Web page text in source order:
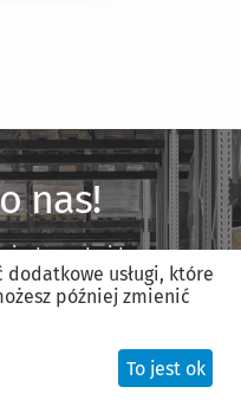
nas!
jest proste i trwa
konto
dodatkowe usługi, które
później zmienić
To jest ok